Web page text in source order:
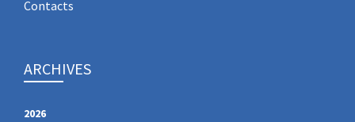
Contacts
ARCHIVES
2026